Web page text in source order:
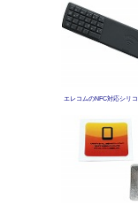
エレコムのNFC対応シリ